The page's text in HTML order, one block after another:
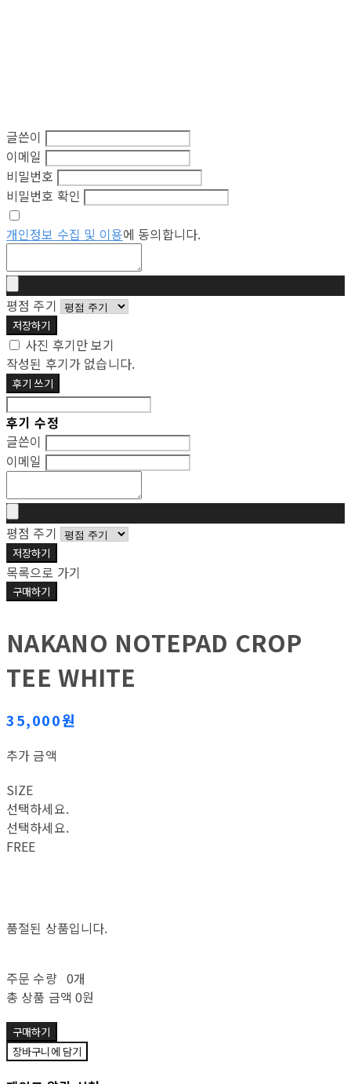
글쓴이
이메일
비밀번호
비밀번호 확인
개인정보 수집 및 이용에 동의합니다.
평점 주기
저장하기
사진 후기만 보기
작성된 후기가 없습니다.
후기 쓰기
후기 수정
글쓴이
이메일
평점 주기
저장하기
목록으로 가기
구매하기
NAKANO NOTEPAD CROP
TEE WHITE
35,000원
추가 금액
SIZE
선택하세요.
선택하세요.
FREE
품절된 상품입니다.
주문 수량 0개
총 상품 금액 0원
구매하기
장바구니에 담기